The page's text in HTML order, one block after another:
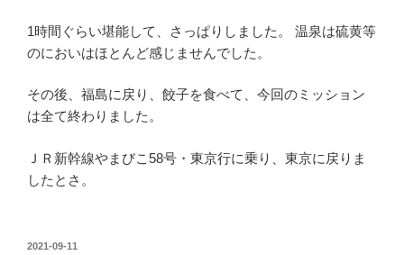
1時間ぐらい堪能して、さっぱりしました。 温泉は硫黄等
のにおいはほとんど感じませんでした。
その後、福島に戻り、餃子を食べて、今回のミッション
は全て終わりました。
ＪＲ新幹線やまびこ58号・東京行に乗り、東京に戻りま
したとさ。
投
2021-09-11